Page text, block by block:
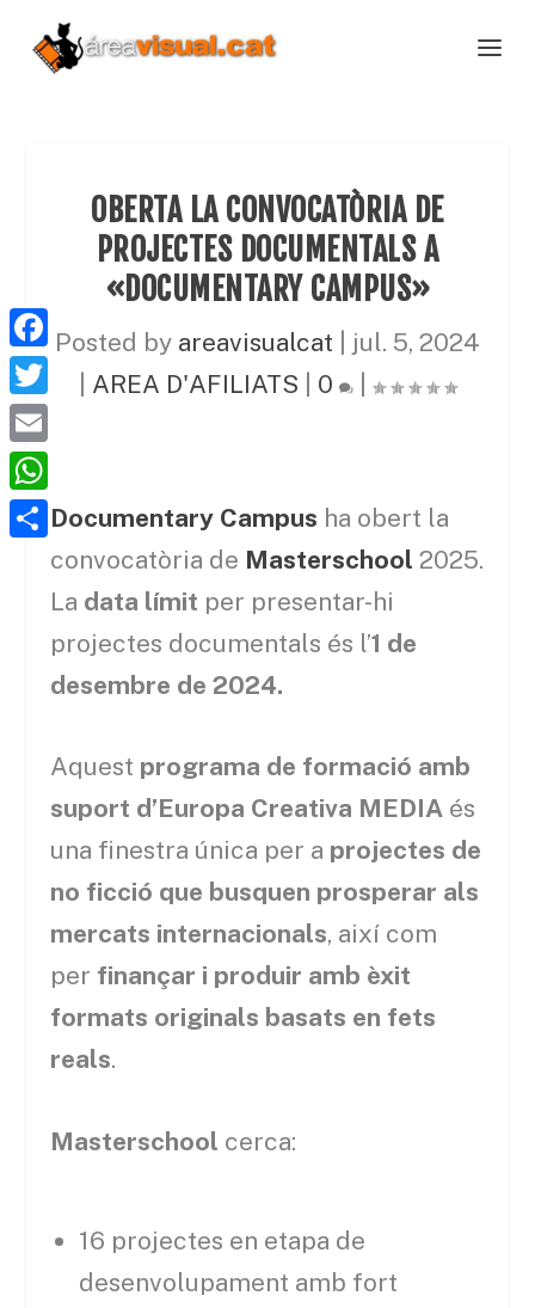
OBERTA LA CONVOCATÒRIA DE
PROJECTES DOCUMENTALS A
«DOCUMENTARY CAMPUS»
Posted by areavisualcat
jul. 5, 2024
AREA D'AFILIATS 0
Documentary Campus ha obert la
convocatòria de Masterschool 2025.
La data límit per presentar-hi
projectes documentals és l’1 de
desembre de 2024.
Aquest programa de formació amb
suport d’Europa Creativa MEDIA és
una finestra única per a projectes de
no ficció que busquen prosperar als
mercats internacionals, així com
per finançar i produir amb èxit
formats originals basats en fets
reals.
Masterschool cerca:
16 projectes en etapa de
desenvolupament amb fort
F
a
c
e
b
T
w
i
t
E
m
a
W
h